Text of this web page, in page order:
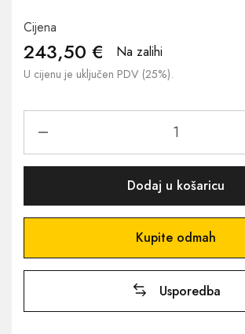
Cijena
243,50 € Na zalihi
U cijenu je uključen PDV (25%).
Dodaj u košaricu
Kupite odmah
Usporedba